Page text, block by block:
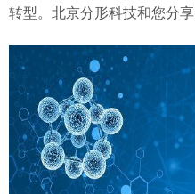
转型。北京分形科技和您分享